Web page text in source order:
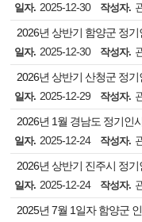
일자. 2025-12-30 작성자.
2026년 상반기 함양군 정기
일자. 2025-12-30 작성자.
2026년 상반기 산청군 정기
일자. 2025-12-29 작성자.
2026년 1월 경남도 정기인
일자. 2025-12-24 작성자.
2026년 상반기 진주시 정기
일자. 2025-12-24 작성자.
2025년 7월 1일자 함양군